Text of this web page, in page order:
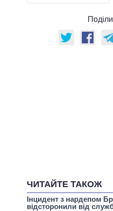
ЧИТАЙТЕ ТАКОЖ
Інцидент з нардепом
відсторонили від